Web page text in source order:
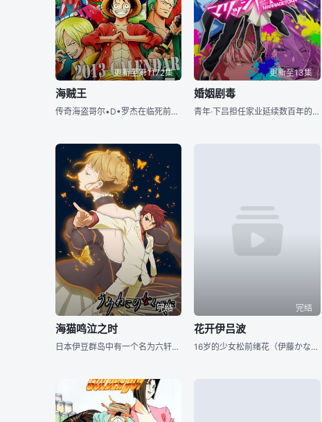
更新至第1172集
海贼王
传奇海盗哥尔•D•罗杰在临死前曾留下关于其毕生的财富“One Piece”的消息，由此引得群雄并起，众海盗们为了这笔传说中的巨额财富展开争夺，各种势力、政权不断交替，整个世界进入了动荡混乱的“大海
更新至13集
婚姻剧毒
青年·下吕担任家业延续数百年的杀手『用毒人』。 从事见不得
完结
海猫鸣泣之时
日本伊豆群岛中有一个名为六轩岛的岛屿，该岛是富豪右代宫家的私人领土，有关于该岛的流言从未停息。一条游轮正向岛屿驶来，船上乘坐的均为右代宫家族的族人，他们来到六轩岛，是为了参加一年一度的家族会议。岛
完结
花开伊吕波
16岁的少女松前绪花（伊藤かな恵 配音）是一个自由生活在东京的普通女高中生。一如这座虽则繁华却死板枯燥的大都市，她的生活平淡无味。正处在幻想的年纪，绪花时刻期盼着“突然的夜奔、突然的爱恋、突然的离